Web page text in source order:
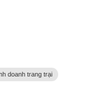
doanh trang trại